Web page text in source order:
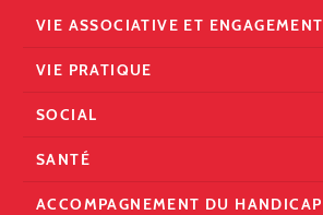
VIE ASSOCIATIVE ET ENGAGEMENT
VIE PRATIQUE
SOCIAL
SANTÉ
ACCOMPAGNEMENT DU HANDICAP